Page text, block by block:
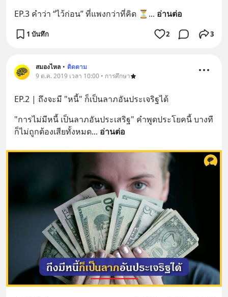
EP.3 คำว่า “ไว้ก่อน” ที่แพงกว่าที่คิด ⏳ ... อ่านต่อ
1 บันทึก 2 3
สมองไหล • ติดตาม
9 ต.ค. 2019 เวลา 10:00 • การศึกษา
EP.2 | ถึงจะมี "หนี้" ก็เป็นลาภอันประเจริฐได้
"การไม่มีหนี้ เป็นลาภอันประเสริฐ" คำพูดประโยคนี้ บางที
ก็ไม่ถูกต้องเสียทั้งหมด... อ่านต่อ